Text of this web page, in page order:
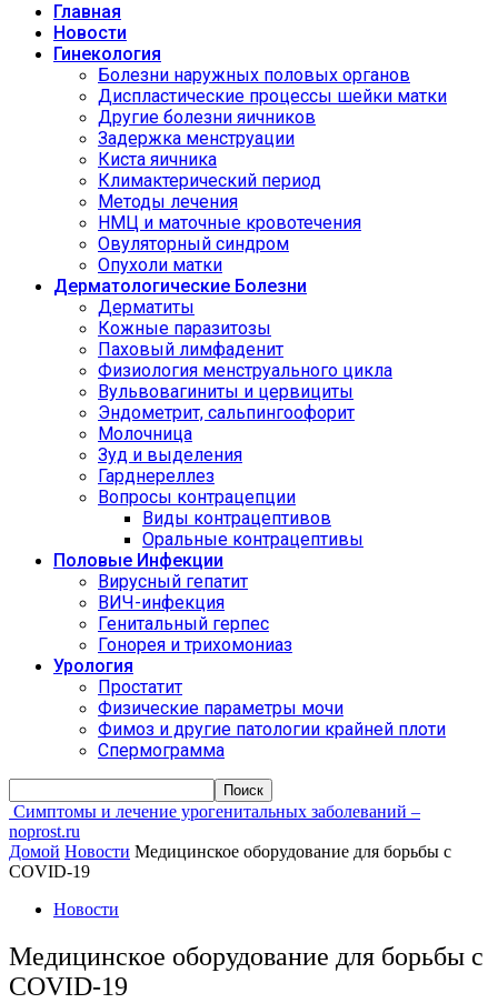
Главная
Новости
Гинекология
Болезни наружных половых органов
Диспластические процессы шейки матки
Другие болезни яичников
Задержка менструации
Киста яичника
Климактерический период
Методы лечения
НМЦ и маточные кровотечения
Овуляторный синдром
Опухоли матки
Дерматологические Болезни
Дерматиты
Кожные паразитозы
Паховый лимфаденит
Физиология менструального цикла
Вульвовагиниты и цервициты
Эндометрит, сальпингоофорит
Молочница
Зуд и выделения
Гарднереллез
Вопросы контрацепции
Виды контрацептивов
Оральные контрацептивы
Половые Инфекции
Вирусный гепатит
ВИЧ-инфекция
Генитальный герпес
Гонорея и трихомониаз
Урология
Простатит
Физические параметры мочи
Фимоз и другие патологии крайней плоти
Спермограмма
Симптомы и лечение урогенитальных заболеваний –
noprost.ru
Домой Новости Медицинское оборудование для борьбы с
COVID-19
Новости
Медицинское оборудование для борьбы с
COVID-19